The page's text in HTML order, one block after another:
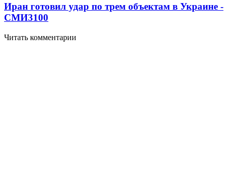
Иран готовил удар по трем объектам в Украине -
СМИ3100
Читать комментарии